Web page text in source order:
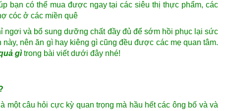
bạn có thể mua được ngay tại các siêu thị thực phẩm, các
cóc ở các miền quê
ngơi và bổ sung dưỡng chất đầy đủ để sớm hồi phục lại sức
nên ăn gì hay kiêng gì cũng đều được các mẹ quan tâm.
gìtrong bài viết dưới đây nhé!
câu hỏi cực kỳ quan trọng mà hầu hết các ông bố và và